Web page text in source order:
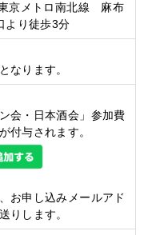
京メトロ南北線 麻布
り徒歩3分
なります。
会・日本酒会」参加費
付与されます。
お申し込みメールアド
りします。